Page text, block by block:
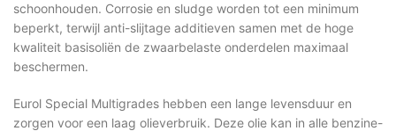
schoonhouden. Corrosie en sludge worden tot een minimum
beperkt, terwijl anti-slijtage additieven samen met de hoge
kwaliteit basisoliën de zwaarbelaste onderdelen maximaal
beschermen.
Eurol Special Multigrades hebben een lange levensduur en
zorgen voor een laag olieverbruik. Deze olie kan in alle benzine-